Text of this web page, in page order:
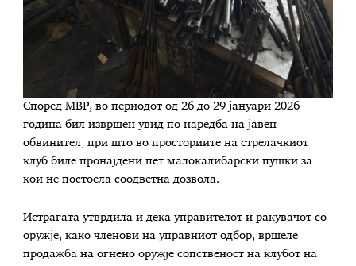
Според МВР, во периодот од 26 до 29 јануари 2026
година бил извршен увид по наредба на јавен
обвинител, при што во просториите на стрелачкиот
клуб биле пронајдени пет малокалибарски пушки за
кои не постоела соодветна дозвола.
Истрагата утврдила и дека управителот и ракувачот со
оружје, како членови на управниот одбор, вршеле
продажба на огнено оружје сопственост на клубот на